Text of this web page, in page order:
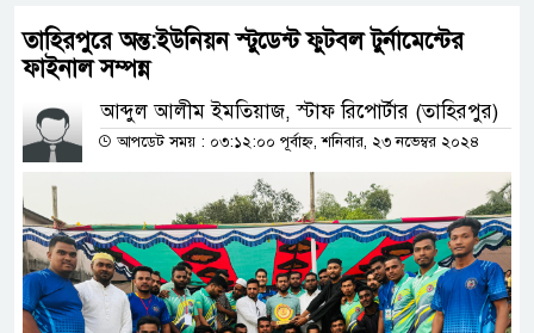
তাহিরপুরে অন্ত:ইউনিয়ন স্টুডেন্ট ফুটবল টুর্নামেন্টের
ফাইনাল সম্পন্ন
আব্দুল আলীম ইমতিয়াজ, স্টাফ রিপোর্টার (তাহিরপুর)
আপডেট সময় : ০৩:১২:০০ পূর্বাহ্ন, শনিবার, ২৩ নভেম্বর ২০২৪